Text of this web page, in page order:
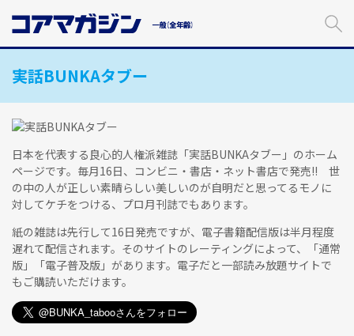
ン
実話BUNKAタブー
日本を代表する良心的人権派雑誌「実話BUNKAタブー」のホーム
ページです。毎月16日、コンビニ・書店・ネット書店で発売!! 世
の中の人が正しい素晴らしい美しいのが自明だと思ってるモノに
対してケチをつける、プロ月刊誌でもあります。
紙の雑誌は先行して16日発売ですが、電子書籍配信版は半月程度
遅れて配信されます。そのサイトのレーティングによって、「通常
版」「電子普及版」があります。電子だと一部読み放題サイトで
もご購読いただけます。